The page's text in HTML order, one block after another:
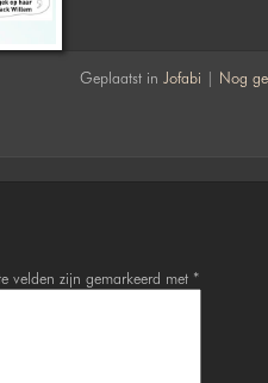
Geplaatst in Jofabi | Nog
velden zijn gemarkeerd met *